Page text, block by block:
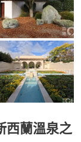
西蘭溫泉之